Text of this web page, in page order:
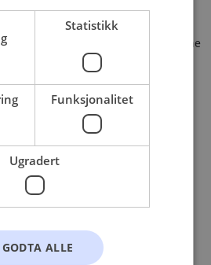
exception has occurred (see the
for more information).
Statistikk
Funksjonalitet
Ugradert
GODTA ALLE